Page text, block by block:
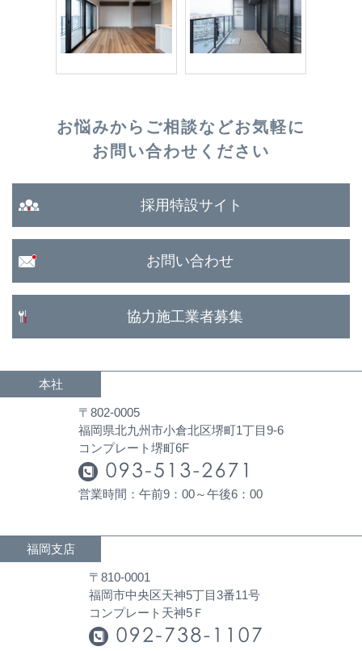
お悩みからご相談などお気軽に
お問い合わせください
採用特設サイト
お問い合わせ
協力施工業者募集
本社
〒802-0005
福岡県北九州市小倉北区堺町1丁目9-6
コンプレート堺町6F
営業時間：午前9：00～午後6：00
福岡支店
〒810-0001
福岡市中央区天神5丁目3番11号
コンプレート天神5Ｆ